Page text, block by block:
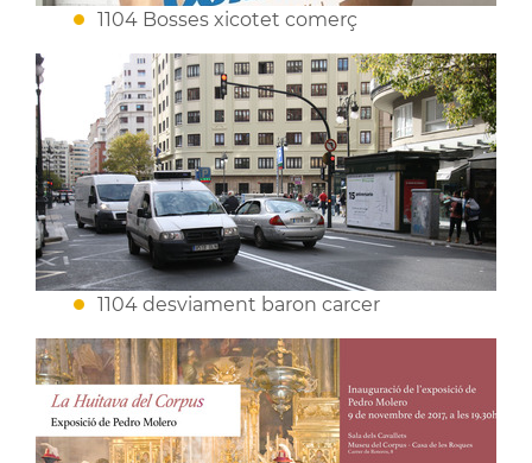
1104 Bosses xicotet comerç
1104 desviament baron carcer